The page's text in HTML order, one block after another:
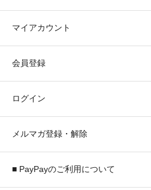
マイアカウント
会員登録
ログイン
メルマガ登録・解除
■ PayPayのご利用について